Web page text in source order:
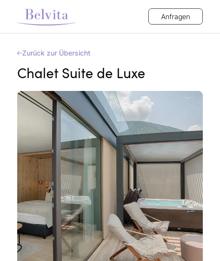
Anfragen
Zurück zur Übersicht
Chalet Suite de Luxe